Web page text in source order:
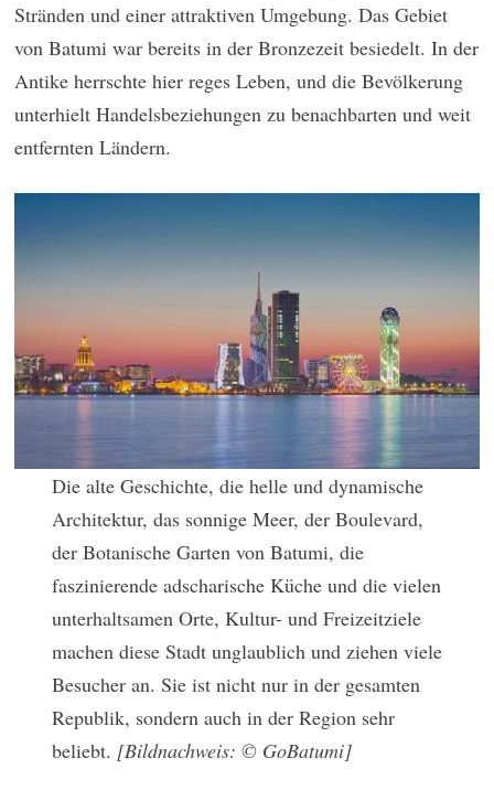
Stränden und einer attraktiven Umgebung. Das Gebiet
von Batumi war bereits in der Bronzezeit besiedelt. In der
Antike herrschte hier reges Leben, und die Bevölkerung
unterhielt Handelsbeziehungen zu benachbarten und weit
entfernten Ländern.
Die alte Geschichte, die helle und dynamische
Architektur, das sonnige Meer, der Boulevard,
der Botanische Garten von Batumi, die
faszinierende adscharische Küche und die vielen
unterhaltsamen Orte, Kultur- und Freizeitziele
machen diese Stadt unglaublich und ziehen viele
Besucher an. Sie ist nicht nur in der gesamten
Republik, sondern auch in der Region sehr
beliebt. [Bildnachweis: © GoBatumi]